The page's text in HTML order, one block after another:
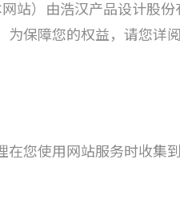
网站）由浩汉产品设计
保障您的权益，请您详阅
您使用网站服务时收